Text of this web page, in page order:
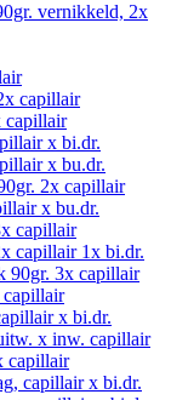
vernikkeld, 2x
capillair
capillair
x bi.dr.
x bu.dr.
2x capillair
x bu.dr.
capillair
capillair 1x bi.dr.
90gr. 3x capillair
capillair
x bi.dr.
x inw. capillair
capillair
capillair x bi.dr.